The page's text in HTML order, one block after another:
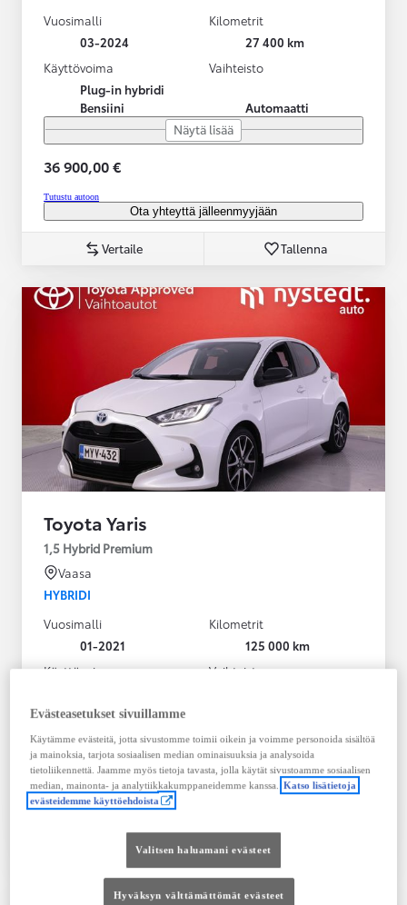
Vuosimalli
03-2024
Kilometrit
27 400 km
Käyttövoima
Plug-in hybridi
Bensiini
Vaihteisto
Automaatti
Näytä lisää
36 900,00 €
Tutustu autoon
Ota yhteyttä jälleenmyyjään
Vertaile Tallenna
Toyota Yaris
1,5 Hybrid Premium
Vaasa
HYBRIDI
Vuosimalli
01-2021
Kilometrit
125 000 km
Käyttövoima
Vaihteisto
Näytä lisää
20 980,00 €
283,33 € / kk
Tutustu autoon
Vertaile
Evästeasetukset sivuillamme
Käytämme evästeitä, jotta sivustomme toimii oikein ja voimme personoida sisältöä
ja mainoksia, tarjota sosiaalisen median ominaisuuksia ja analysoida
tietoliikennettä. Jaamme myös tietoja tavasta, jolla käytät sivustoamme sosiaalisen
median, mainonta- ja analytiikkakumppaneidemme kanssa. Katso lisätietoja
evästeidemme käyttöehdoista
Valitsen haluamani evästeet
Hyväksyn välttämättömät evästeet